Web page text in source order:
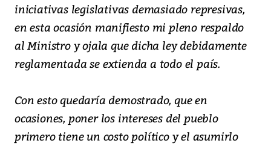
iniciativas legislativas demasiado represivas,
en esta ocasión manifiesto mi pleno respaldo
al Ministro y ojala que dicha ley debidamente
reglamentada se extienda a todo el país.
Con esto quedaría demostrado, que en
ocasiones, poner los intereses del pueblo
primero tiene un costo político y el asumirlo